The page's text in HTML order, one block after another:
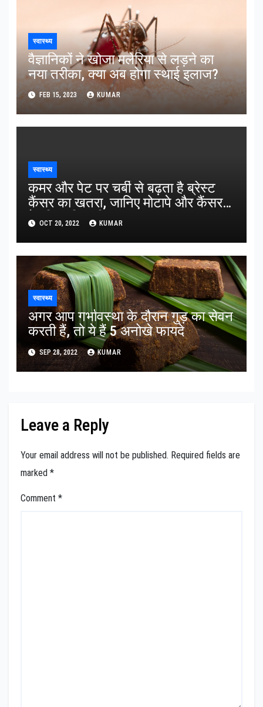
स्वास्थ्य
वैज्ञानिकों ने खोजा मलेरिया से लड़ने का
नया तरीका, क्या अब होगा स्थाई इलाज?
FEB 15, 2023 KUMAR
स्वास्थ्य
कमर और पेट पर चर्बी से बढ़ता है ब्रेस्ट
कैंसर का खतरा, जानिए मोटापे और कैंसर
के बीच की कड़ी
OCT 20, 2022 KUMAR
स्वास्थ्य
अगर आप गर्भावस्था के दौरान गुड़ का सेवन
करती हैं, तो ये हैं 5 अनोखे फायदे
SEP 28, 2022 KUMAR
Leave a Reply
Your email address will not be published. Required fields are
marked *
Comment *